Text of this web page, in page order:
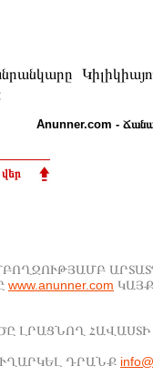
Anunner.com -
www.anunner.com
ԼՐԱՑՆՈՂ ՀԱՎԱՍՏԻ
ԴՐԱՆՔ